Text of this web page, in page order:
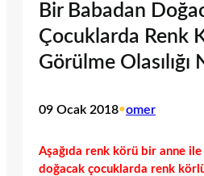
Bir Babadan
Çocuklarda Renk
Görülme Olasılığı
09 Ocak 2018•omer
Aşağıda renk körü bir anne
doğacak çocuklarda renk